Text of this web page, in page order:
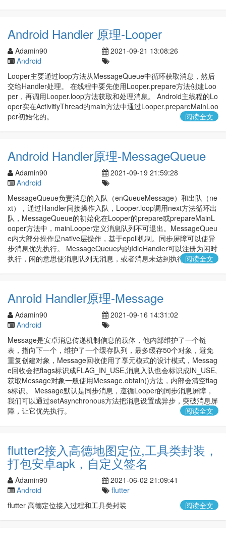
Android Handler 原理-Looper
Adamin90
2021-09-21 13:08:26
Android
Looper主要通过loop方法从MessageQueue中循环获取消息，然后
交给Handler处理。 在线程中要先使用Looper.prepare方法创建Loo
per，再调用Looper.loop方法获取和处理消息。 Android主线程的Lo
oper实在ActivitiyThread的main方法中通过Looper.prepareMainLoo
per初始化的。
阅读全文
Android Handler原理-MessageQueue
Adamin90
2021-09-19 21:59:28
Android
MessageQueue负责消息的入队（enQueueMessage）和出队（ne
xt），通过Handler间接操作入队，Looper.loop调用next方法循环出
队，MessageQueue的初始化在Looper的prepare或prepareMainL
ooper方法中，mainLooper定义消息队列不可退出。MessageQueu
e内大部分操作是native层操作，基于epoll机制。同步屏障可以使异
步消息优先执行。 MessageQueue内的IdleHandler可以注册为闲时
执行，闲的意思使消息队列无消息，或者消息未达到执行时间。
阅读全文
Anroid Handler原理-Message
Adamin90
2021-09-16 14:31:02
Android
Message是安卓消息传递机制信息的载体，他内部维护了一个链
表，指向下一个，维护了一个缓存队列，最多缓存50个对象，避免
重复创建对象，Message回收使用了享元模式的设计模式，Messag
e回收会把flags标识成FLAG_IN_USE,消息入队也会标识成IN_USE,
获取Message对象一般使用Message.obtain()方法，内部会清空flag
s标识。 Message默认是同步消息，遵循Looper的同步消息屏障，
我们可以通过setAsynchronous方法把消息设置成异步，突破消息屏
障，让它优先执行。
阅读全文
flutter2接入高德地图定位,工具类封装，
打包安卓apk，自定义签名
Adamin90
2021-06-02 21:09:41
Android
flutter
flutter 高德定位接入过程和工具类封装
阅读全文